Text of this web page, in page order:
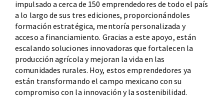
impulsado a cerca de 150 emprendedores de todo el país
a lo largo de sus tres ediciones, proporcionándoles
formación estratégica, mentoría personalizada y
acceso a financiamiento. Gracias a este apoyo, están
escalando soluciones innovadoras que fortalecen la
producción agrícola y mejoran la vida en las
comunidades rurales. Hoy, estos emprendedores ya
están transformando el campo mexicano con su
compromiso con la innovación y la sostenibilidad.